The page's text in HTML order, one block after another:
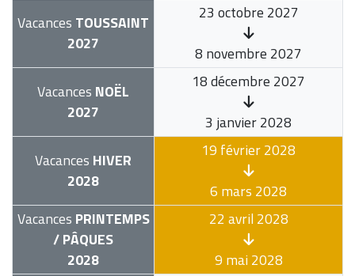
Vacances TOUSSAINT
2027
23 octobre 2027
8 novembre 2027
Vacances NOËL
2027
18 décembre 2027
3 janvier 2028
Vacances HIVER
2028
19 février 2028
6 mars 2028
Vacances PRINTEMPS
/ PÂQUES
2028
22 avril 2028
9 mai 2028